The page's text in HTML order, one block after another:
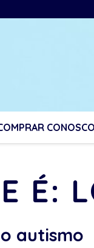
CONOSCO
É:
autismo